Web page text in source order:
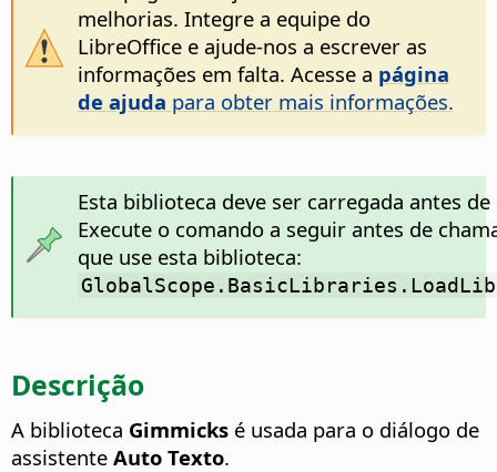
melhorias. Integre a equipe do
LibreOffice e ajude-nos a escrever as
informações em falta. Acesse a página
de ajuda para obter mais informações.
Esta biblioteca deve ser carregada antes de
Execute o comando a seguir antes de
que use esta biblioteca:
Descrição
A biblioteca Gimmicks é usada para o diálogo de
assistente Auto Texto.